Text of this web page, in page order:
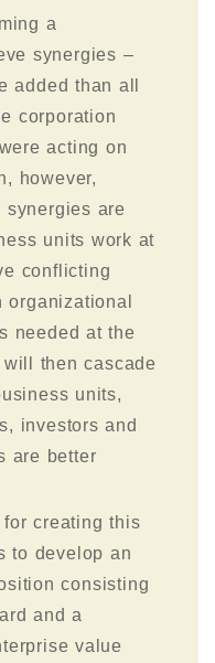
a
synergies –
added than all
corporation
acting on
however,
synergies are
units work at
conflicting
organizational
needed at the
then cascade
units,
investors and
are better
creating this
to develop an
consisting
and a
value